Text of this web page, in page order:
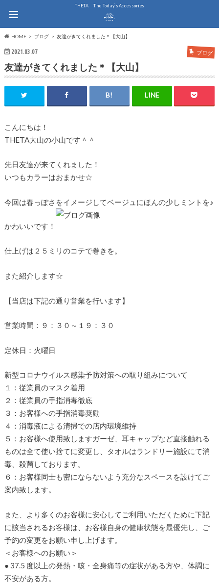
THE.TA The Today`s Accessories
HOME ブログ 友達がきてくれました＊【大山】
2021.03.07 ブログ
友達がきてくれました＊【大山】
こんにちは！
THETA大山の小山です＾＾
先日友達が来てくれました！
いつもカラーはおまかせ☆
今回は春っぽさをイメージしてベージュにほんの少しミントを♪
かわいいです！
仕上げは２５ミリのコテで巻きを。
また紹介します☆
【当店は下記の通り営業を行います】
営業時間：９：３０～１９：３０
定休日：火曜日
新型コロナウイルス感染予防対策への取り組みについて
１：従業員のマスク着用
２：従業員の手指消毒徹底
３：お客様への手指消毒奨励
４：消毒液による清掃での店内環境維持
５：お客様へ使用致しますガーゼ、耳キャップなど直接触れる
ものは全て使い捨てに変更し、タオルはランドリー施設にて消
毒、殺菌しております。
６：お客様同士も密にならないよう充分なスペースを設けてご
案内致します。
また、より多くのお客様に安心してご利用いただくために下記
に該当されるお客様は、お客様自身の健康状態を最優先し、ご
予約の変更をお願い申し上げます。
＜お客様へのお願い＞
● 37.5 度以上の発熱・咳・全身痛等の症状がある方や、体調に
不安がある方。